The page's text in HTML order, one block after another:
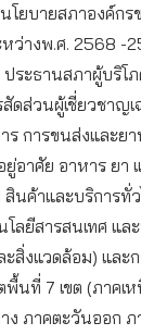
โยบายสภาองค์กร
ว่างพ.ศ. 2568 -
ระธานสภาผู้บริโ
ดส่วนผู้เชี่ยวชาญ
ร การขนส่งและย
อาศัย อาหาร ยา
นค้าและบริการทั่ว
โลยีสารสนเทศ แล
สิ่งแวดล้อม) และ
พื้นที่ 7 เขต (ภาคเ
ง ภาคตะวันออก